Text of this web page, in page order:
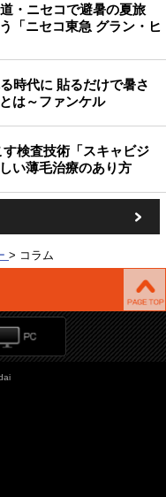
・ニセコで避暑の夏旅
「ニセコ東急 グラン・ヒ
時代に 貼るだけで暑さ
は～ファンケル
検査技術「スキャビジ
い薄毛治療のあり方
コラム